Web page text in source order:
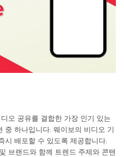
오 공유를 결합한 가장 인기 있는
중 하나입니다. 웨이보의 비디오 기
시 배포할 수 있도록 제공합니다.
브랜드와 함께 트렌드 주제와 콘텐